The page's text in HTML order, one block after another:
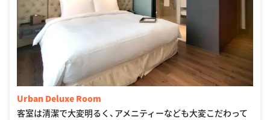
Urban Deluxe Room
客室は清潔で大変明るく、アメニティーなども大変こだわって